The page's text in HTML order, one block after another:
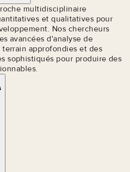
multidisciplinaire
et qualitatives pour
Nos chercheurs
avancées d'analyse de
approfondies et des
sophistiqués pour produire des